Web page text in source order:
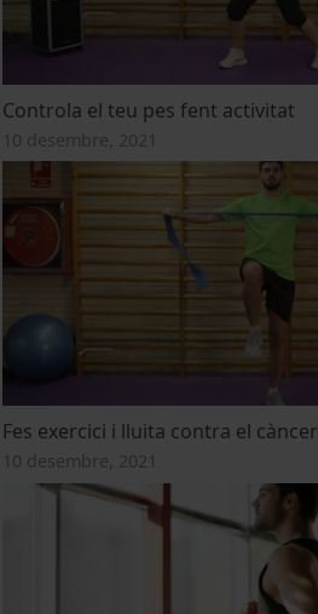
Controla el teu pes fent activitat
10 desembre, 2021
Fes exercici i lluita contra el càncer
10 desembre, 2021